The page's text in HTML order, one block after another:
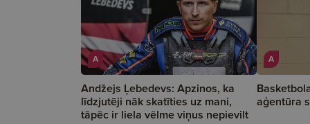
A
Andžejs Ļebedevs: Apzinos, ka
līdzjutēji nāk skatīties uz mani,
tāpēc ir liela vēlme viņus nepievilt
A
aģentūra